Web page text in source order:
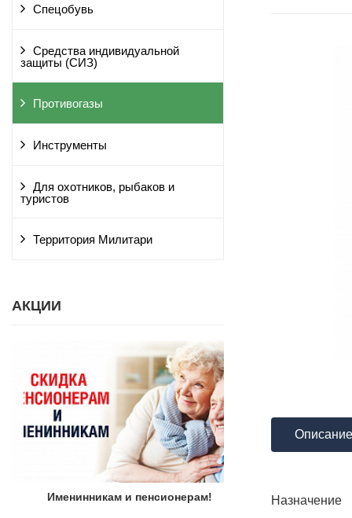
Спецобувь
Средства индивидуальной
защиты (СИЗ)
Противогазы
Инструменты
Для охотников, рыбаков и
туристов
Территория Милитари
АКЦИИ
Именинникам и пенсионерам! Бесплатная
Описание
Назначение